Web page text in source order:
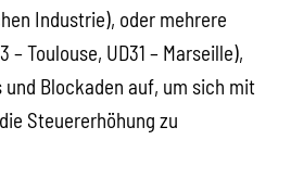
Industrie), oder mehrere
– Toulouse, UD31 – Marseille),
Blockaden auf, um sich mit
Steuererhöhung zu